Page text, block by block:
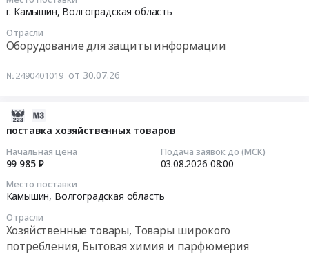
г. Камышин, Волгоградская область
Отрасли
Оборудование для защиты информации
№2490401019 от 30.07.26
1.2
поставка хозяйственных товаров
Начальная цена
99 985 ₽
Подача заявок до (МСК)
03.08.2026 08:00
Место поставки
Камышин, Волгоградская область
Отрасли
Хозяйственные товары, Товары широкого
потребления, Бытовая химия и парфюмерия